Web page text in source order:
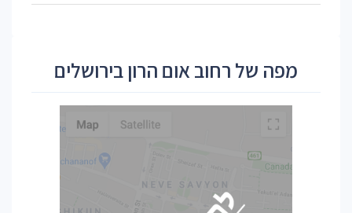
מפה של רחוב אום הרון בירושלים